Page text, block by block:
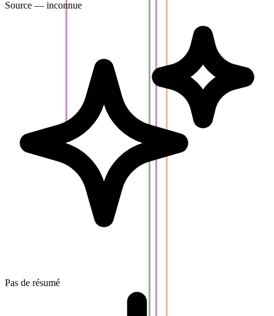
Source — inconnue
Pas de résumé